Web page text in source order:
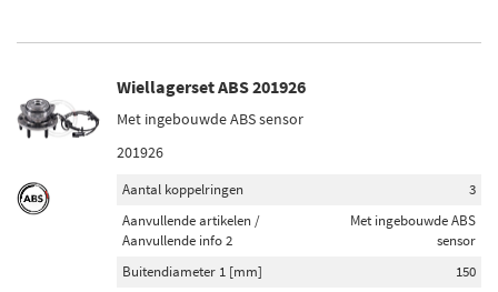
Wiellagerset ABS 201926
Met ingebouwde ABS sensor
201926
Aantal koppelringen
3
Aanvullende artikelen /
Aanvullende info 2
Met ingebouwde ABS
sensor
Buitendiameter 1 [mm]
150